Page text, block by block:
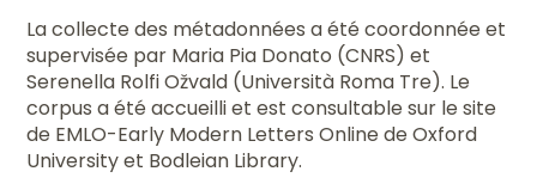
La collecte des métadonnées a été coordonnée et
supervisée par Maria Pia Donato (CNRS) et
Serenella Rolfi Ožvald (Università Roma Tre). Le
corpus a été accueilli et est consultable sur le site
de EMLO-Early Modern Letters Online de Oxford
University et Bodleian Library.